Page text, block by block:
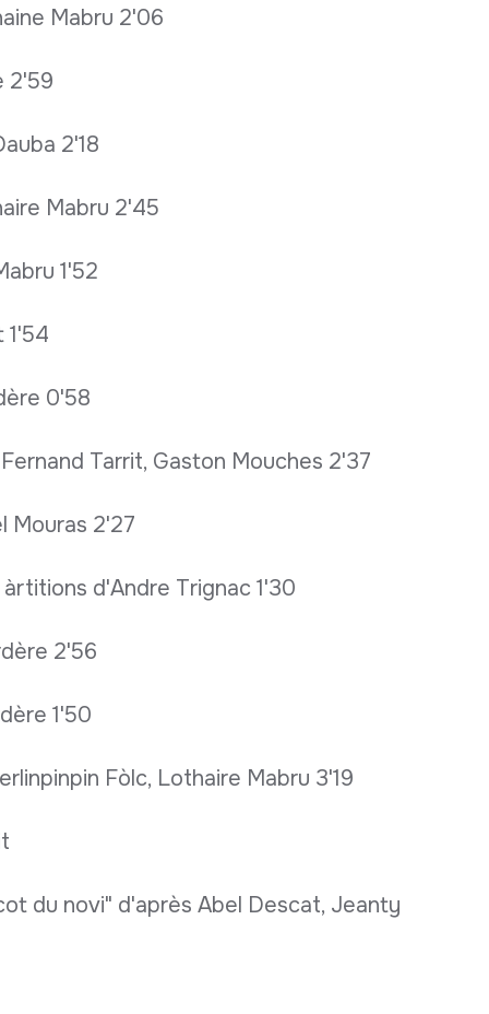
Mabru 2'06
2'59
2'18
Mabru 2'45
1'52
1'54
0'58
Tarrit, Gaston Mouches 2'37
Mouras 2'27
d'Andre Trignac 1'30
2'56
1'50
Fòlc, Lothaire Mabru 3'19
du novi" d'après Abel Descat, Jeanty